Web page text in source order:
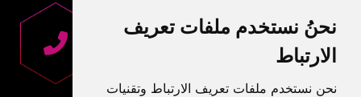
نحنُ نستخدم ملفات تعريف
الارتباط
نحن نستخدم ملفات تعريف الارتباط وتقنيات